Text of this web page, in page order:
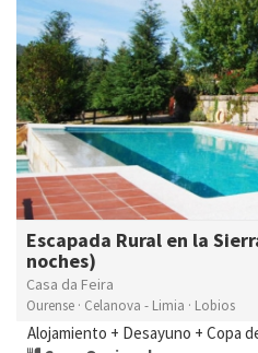
Escapada Rural en la
noches)
Casa da Feira
Ourense · Celanova - Limia · Lobios
Alojamiento + Desayuno + Copa